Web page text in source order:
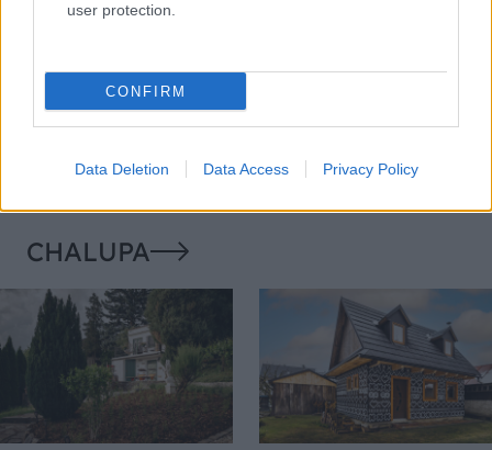
user protection.
CONFIRM
Data Deletion Data Access Privacy Policy
Nemusí to byť len
levanduľa! 7 fialových
krások, ktoré rozžiaria
rastliny? Pravda vás
možno prekvapí
CHALUPA